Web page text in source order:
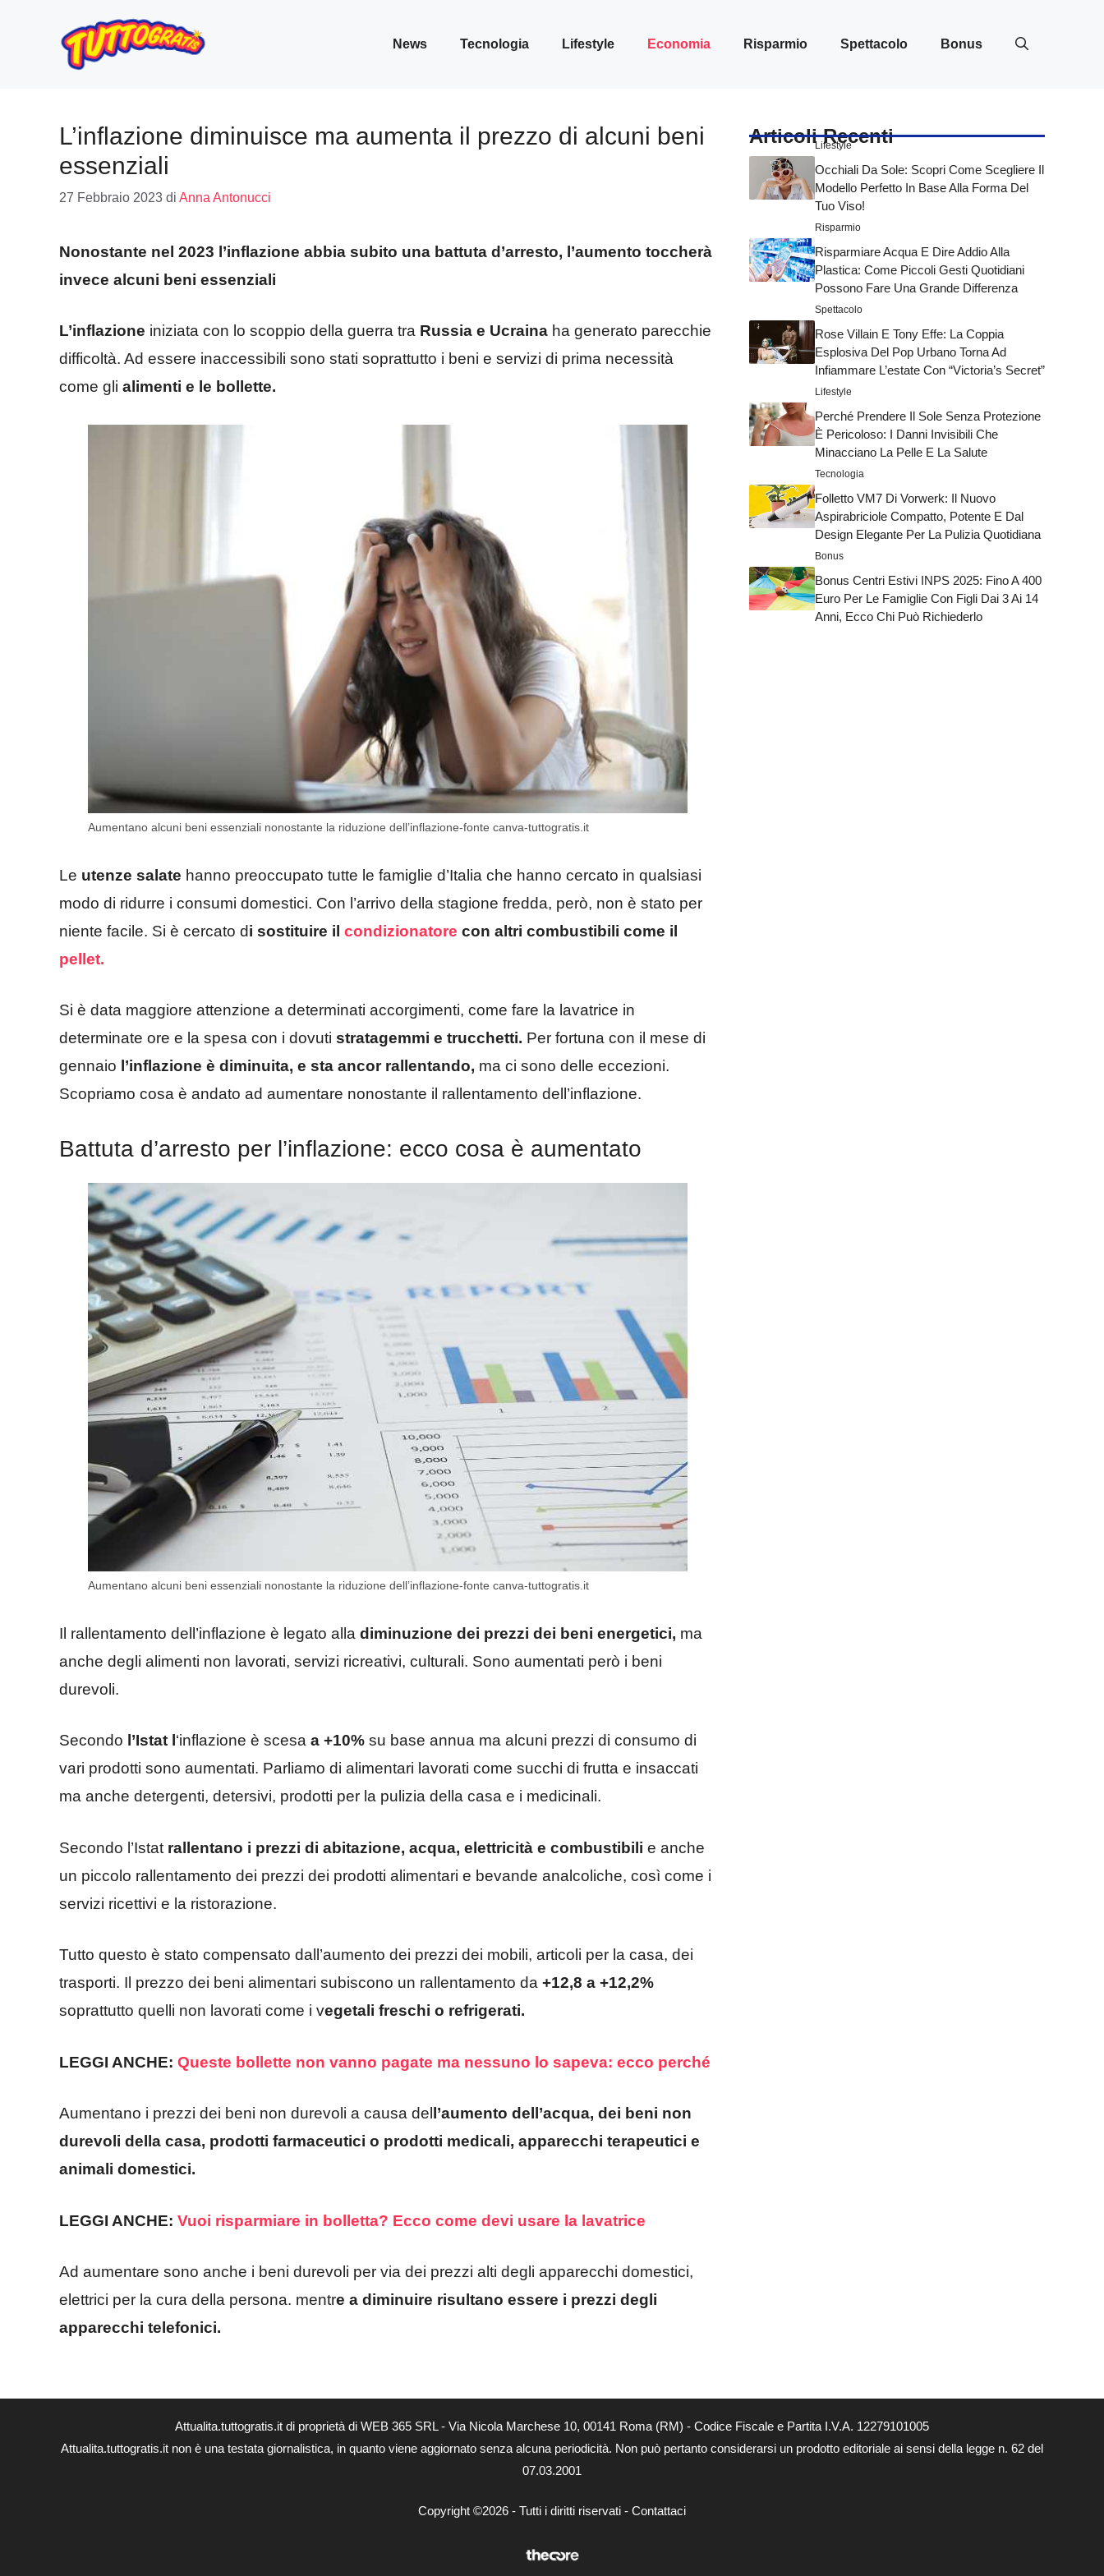
contenuto
News Tecnologia Lifestyle Economia Risparmio Spettacolo Bonus
L’inflazione diminuisce ma aumenta il prezzo di alcuni beni
essenziali
27 Febbraio 2023 di Anna Antonucci
Nonostante nel 2023 l’inflazione abbia subito una battuta d’arresto, l’aumento toccherà
invece alcuni beni essenziali
L’inflazione iniziata con lo scoppio della guerra tra Russia e Ucraina ha generato parecchie
difficoltà. Ad essere inaccessibili sono stati soprattutto i beni e servizi di prima necessità
come gli alimenti e le bollette.
Aumentano alcuni beni essenziali nonostante la riduzione dell’inflazione-fonte canva-tuttogratis.it
Le utenze salate hanno preoccupato tutte le famiglie d’Italia che hanno cercato in qualsiasi
modo di ridurre i consumi domestici. Con l’arrivo della stagione fredda, però, non è stato per
niente facile. Si è cercato di sostituire il condizionatore con altri combustibili come il
pellet.
Si è data maggiore attenzione a determinati accorgimenti, come fare la lavatrice in
determinate ore e la spesa con i dovuti stratagemmi e trucchetti. Per fortuna con il mese di
gennaio l’inflazione è diminuita, e sta ancor rallentando, ma ci sono delle eccezioni.
Scopriamo cosa è andato ad aumentare nonostante il rallentamento dell’inflazione.
Battuta d’arresto per l’inflazione: ecco cosa è aumentato
Aumentano alcuni beni essenziali nonostante la riduzione dell’inflazione-fonte canva-tuttogratis.it
Il rallentamento dell’inflazione è legato alla diminuzione dei prezzi dei beni energetici, ma
anche degli alimenti non lavorati, servizi ricreativi, culturali. Sono aumentati però i beni
durevoli.
Secondo l’Istat l ‘inflazione è scesa a +10% su base annua ma alcuni prezzi di consumo di
vari prodotti sono aumentati. Parliamo di alimentari lavorati come succhi di frutta e insaccati
ma anche detergenti, detersivi, prodotti per la pulizia della casa e i medicinali.
Secondo l’Istat rallentano i prezzi di abitazione, acqua, elettricità e combustibili e anche
un piccolo rallentamento dei prezzi dei prodotti alimentari e bevande analcoliche, così come i
servizi ricettivi e la ristorazione.
Tutto questo è stato compensato dall’aumento dei prezzi dei mobili, articoli per la casa, dei
trasporti. Il prezzo dei beni alimentari subiscono un rallentamento da +12,8 a +12,2%
soprattutto quelli non lavorati come i vegetali freschi o refrigerati.
LEGGI ANCHE: Queste bollette non vanno pagate ma nessuno lo sapeva: ecco perché
Aumentano i prezzi dei beni non durevoli a causa del l’aumento dell’acqua, dei beni non
durevoli della casa, prodotti farmaceutici o prodotti medicali, apparecchi terapeutici e
animali domestici.
LEGGI ANCHE: Vuoi risparmiare in bolletta? Ecco come devi usare la lavatrice
Ad aumentare sono anche i beni durevoli per via dei prezzi alti degli apparecchi domestici,
elettrici per la cura della persona. mentre a diminuire risultano essere i prezzi degli
apparecchi telefonici.
Articoli Recenti
Lifestyle
Occhiali Da Sole: Scopri Come Scegliere Il
Modello Perfetto In Base Alla Forma Del
Tuo Viso!
Risparmio
Risparmiare Acqua E Dire Addio Alla
Plastica: Come Piccoli Gesti Quotidiani
Possono Fare Una Grande Differenza
Spettacolo
Rose Villain E Tony Effe: La Coppia
Esplosiva Del Pop Urbano Torna Ad
Infiammare L’estate Con “Victoria’s Secret”
Lifestyle
Perché Prendere Il Sole Senza Protezione
È Pericoloso: I Danni Invisibili Che
Minacciano La Pelle E La Salute
Tecnologia
Folletto VM7 Di Vorwerk: Il Nuovo
Aspirabriciole Compatto, Potente E Dal
Design Elegante Per La Pulizia Quotidiana
Bonus
Bonus Centri Estivi INPS 2025: Fino A 400
Euro Per Le Famiglie Con Figli Dai 3 Ai 14
Anni, Ecco Chi Può Richiederlo
Attualita.tuttogratis.it di proprietà di WEB 365 SRL - Via Nicola Marchese 10, 00141 Roma (RM) - Codice Fiscale e Partita I.V.A. 12279101005
Attualita.tuttogratis.it non è una testata giornalistica, in quanto viene aggiornato senza alcuna periodicità. Non può pertanto considerarsi un prodotto editoriale ai sensi della legge n. 62 del
07.03.2001
Copyright ©2026 - Tutti i diritti riservati - Contattaci